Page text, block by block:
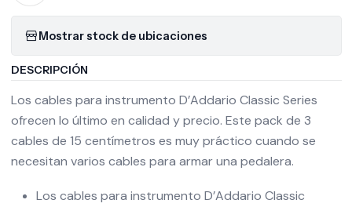
Mostrar stock de ubicaciones
DESCRIPCIÓN
Los cables para instrumento D’Addario Classic Series
ofrecen lo último en calidad y precio. Este pack de 3
cables de 15 centímetros es muy práctico cuando se
necesitan varios cables para armar una pedalera.
Los cables para instrumento D’Addario Classic